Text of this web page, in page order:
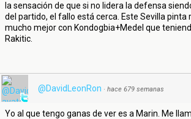
la sensación de que si no lidera la defensa
del partido, el fallo está cerca. Este Sevilla pinta
mucho mejor con Kondogbia+Medel que
Rakitic.
@DavidLeonRon · hace 679 semanas
Yo al que tengo ganas de ver es a Marin. Me